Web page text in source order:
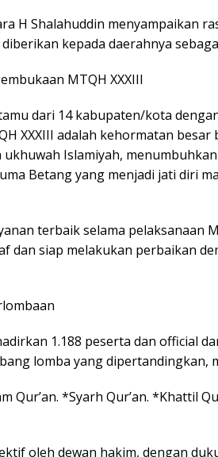
H Shalahuddin menyampaikan
kepada daerahnya
MTQH XXXIII
dari 14 kabupaten/kota
XXXIII adalah kehormatan besar
Islamiyah,
Betang yang menjadi jati diri
terbaik selama pelaksanaan
dan siap melakukan perbaikan
1.188 peserta dan official
lomba yang dipertandingkan,
Qur’an. *Syarh Qur’an. *Khattil
oleh dewan hakim, dengan